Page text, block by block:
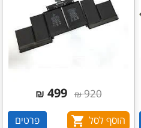
920
₪
499
₪
הוסף לסל פרטים